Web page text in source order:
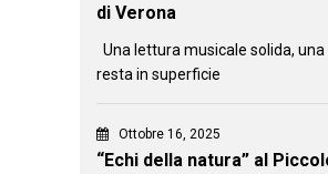
di Verona
Una lettura musicale solida, una
resta in superficie
Ottobre 16, 2025
“Echi della natura” al